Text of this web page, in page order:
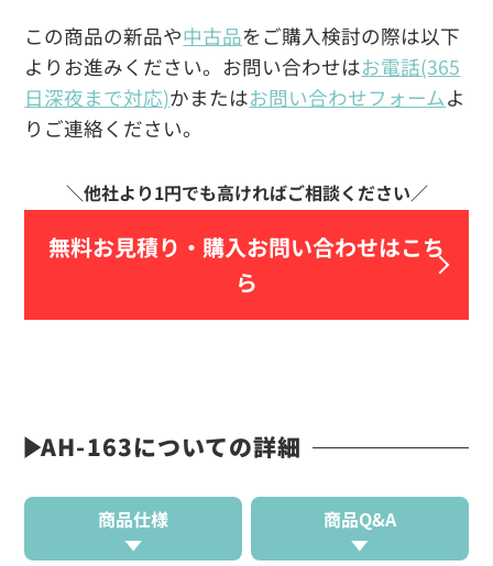
この商品の新品や中古品をご購入検討の際は以下
よりお進みください。お問い合わせはお電話(365
日深夜まで対応)かまたはお問い合わせフォームよ
りご連絡ください。
無料お見積り・ 購入お問い合わせはこち
ら
AH-163についての詳細
商品仕様 商品Q&A